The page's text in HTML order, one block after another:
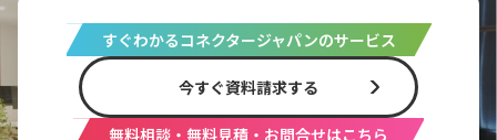
すぐわかるコネクタージャパンのサービス
今すぐ資料請求する
無料相談・無料見積・お問合せはこちら